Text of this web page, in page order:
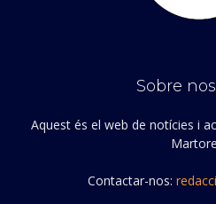
Sobre
Aquest és el web de notícies i
Contactar-nos: